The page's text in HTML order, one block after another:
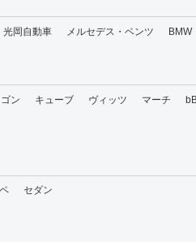
光岡自動車 メルセデス・ベンツ BMW
ン キューブ ヴィッツ マーチ
セダン